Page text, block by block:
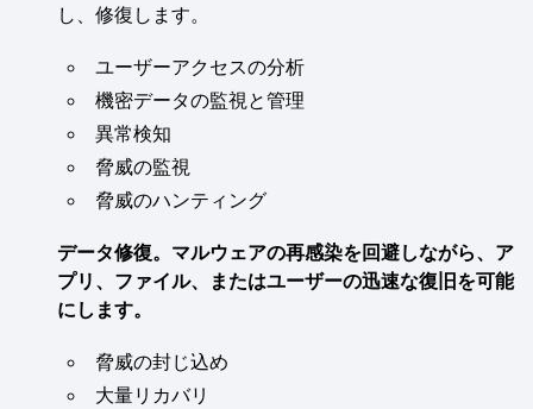
し、修復します。
ユーザーアクセスの分析
機密データの監視と管理
異常検知
脅威の監視
脅威のハンティング
データ修復。マルウェアの再感染を回避しながら、ア
プリ、ファイル、またはユーザーの迅速な復旧を可能
にします。
脅威の封じ込め
大量リカバリ